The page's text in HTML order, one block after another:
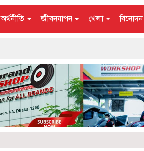
অর্থনীতি জীবনযাপন খেলা বিনোদন